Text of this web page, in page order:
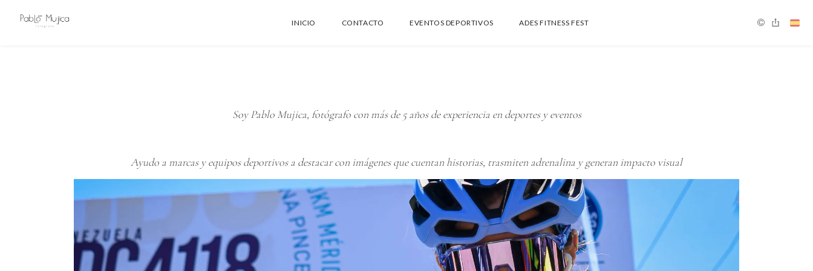
INICIO CONTACTO EVENTOS DEPORTIVOS ADES FITNESS FEST
Soy Pablo Mujica, fotógrafo con más de 5 años de experiencia en deportes y eventos
Ayudo a marcas y equipos deportivos a destacar con imágenes que cuentan historias, trasmiten adrenalina y generan impacto visual